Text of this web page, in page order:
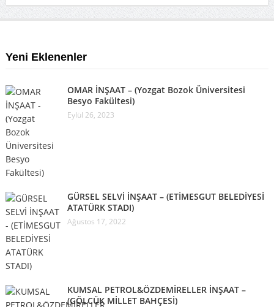
Yeni Eklenenler
OMAR İNŞAAT – (Yozgat Bozok Üniversitesi
Besyo Fakültesi)
Eylül 26, 2023
GÜRSEL SELVİ İNŞAAT – (ETİMESGUT BELEDİYESİ
ATATÜRK STADI)
Ağustos 17, 2022
KUMSAL PETROL&ÖZDEMİRELLER İNŞAAT –
(GÖLCÜK MİLLET BAHÇESİ)